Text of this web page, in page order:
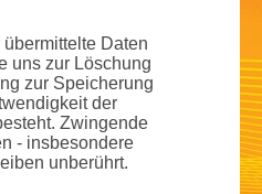
Daten
uns zur Löschung
zur Speicherung
der
Zwingende
- insbesondere
unberührt.